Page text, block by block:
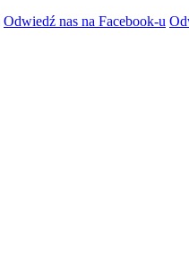
Odwiedź nas na Facebook-u